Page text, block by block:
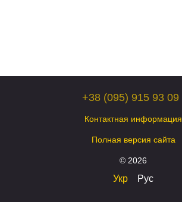
+38 (095) 915 93 09
Контактная информация
Полная версия сайта
© 2026
Укр Рус